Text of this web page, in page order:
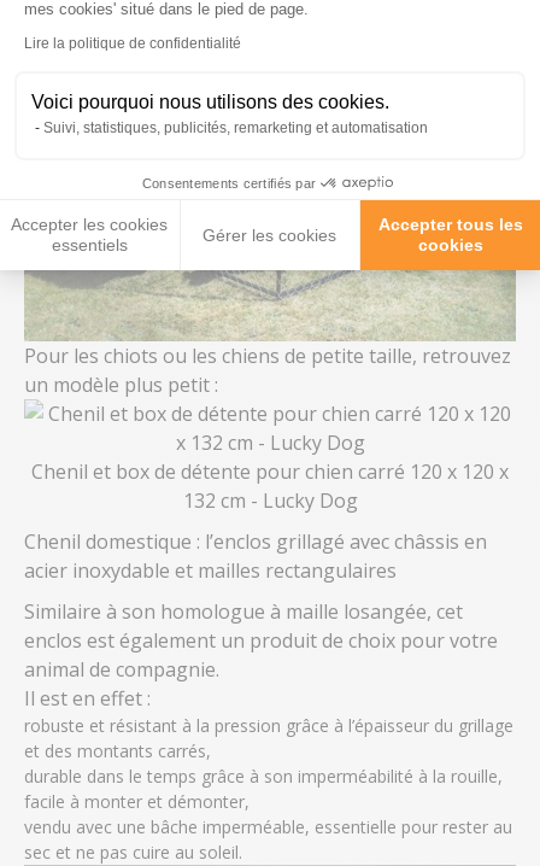
mes cookies' situé dans le pied de page.
Lire la politique de confidentialité
Voici pourquoi nous utilisons des cookies.
Suivi, statistiques, publicités, remarketing et automatisation
Consentements certifiés par
Accepter les cookies
essentiels
Gérer les cookies
Accepter tous les
cookies
Axeptio consent
Pour les chiots ou les chiens de petite taille, retrouvez
un modèle plus petit :
Chenil et box de détente pour chien carré 120 x 120 x
132 cm - Lucky Dog
Chenil domestique : l’enclos grillagé avec châssis en
acier inoxydable et mailles rectangulaires
Similaire à son homologue à maille losangée, cet
enclos est également un produit de choix pour votre
animal de compagnie.
Il est en effet :
robuste et résistant à la pression grâce à l’épaisseur du grillage
et des montants carrés,
durable dans le temps grâce à son imperméabilité à la rouille,
facile à monter et démonter,
vendu avec une bâche imperméable, essentielle pour rester au
sec et ne pas cuire au soleil.